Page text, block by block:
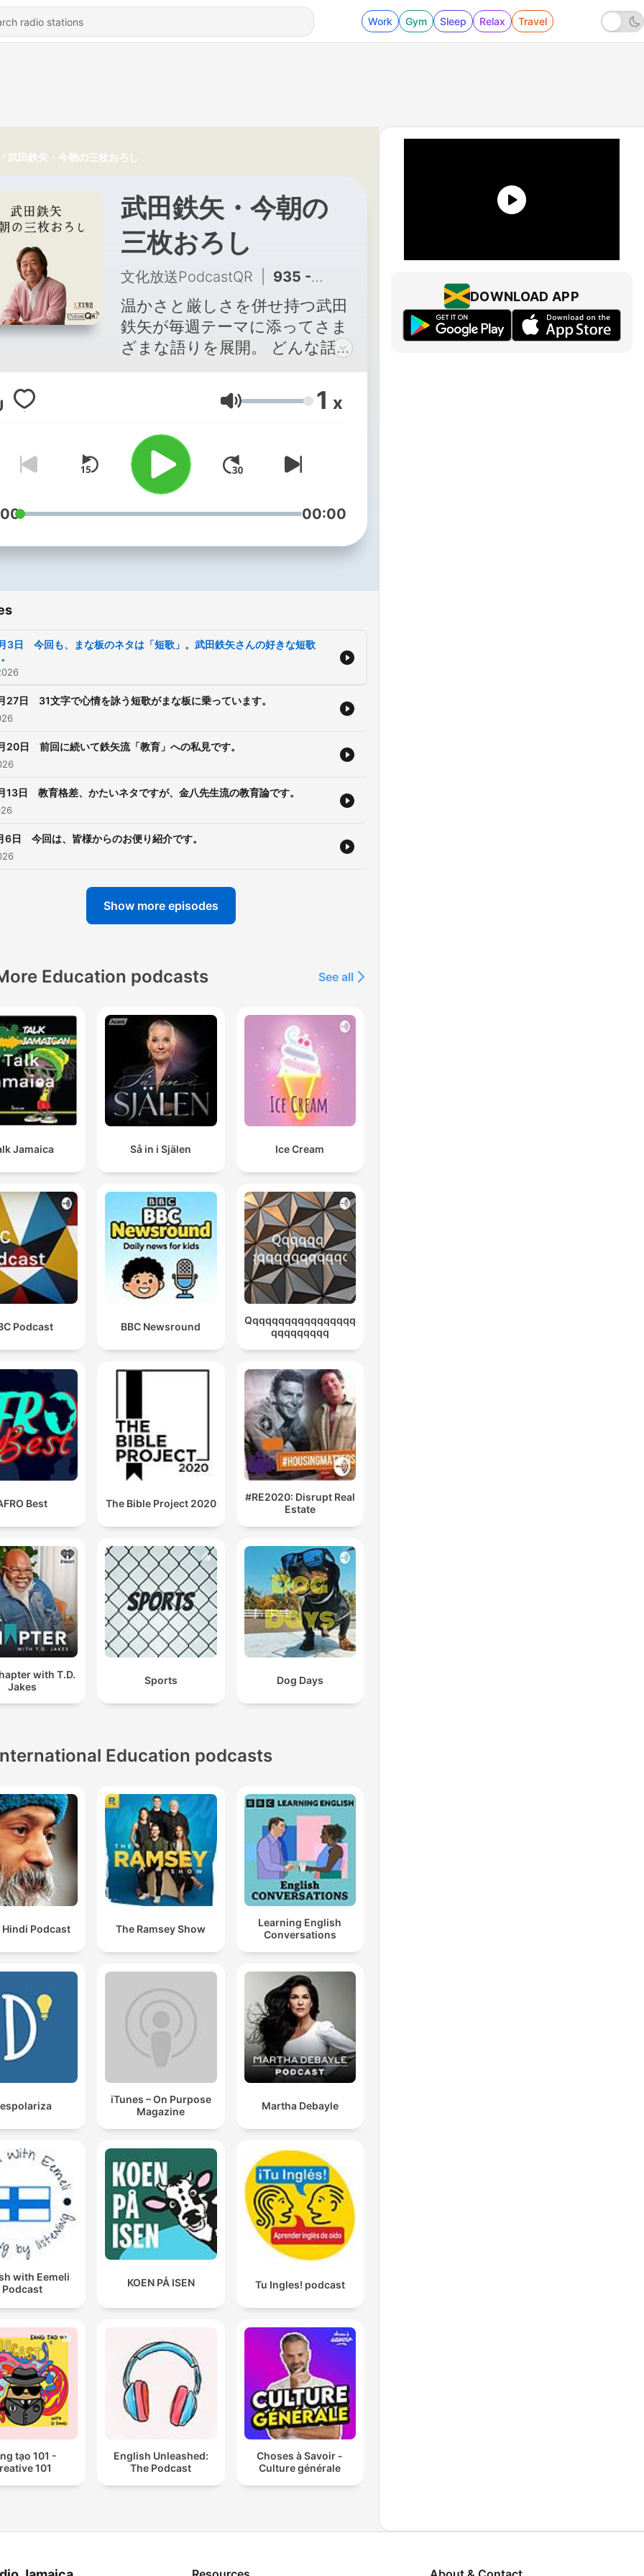
Work Gym Sleep Relax Travel
武田鉄矢・今朝の三枚おろし
武田鉄矢・今朝の
三枚おろし
文化放送PodcastQR 935 - 8月3日 今回も、まな板のネタは「短歌」。武田鉄矢さんの好きな短歌も。
温かさと厳しさを併せ持つ武田
鉄矢が毎週テーマに添ってさま
ざまな語りを展開。 どんな話題
Volume 1 x
00:00
3日 今回も、まな板のネタは「短歌」。武田鉄矢さんの好きな短歌
27日 31文字で心情を詠う短歌がまな板に乗っています。
20日 前回に続いて鉄矢流「教育」への私見です。
13日 教育格差、かたいネタですが、金八先生流の教育論です。
6日 今回は、皆様からのお便り紹介です。
Show more episodes
Education podcasts See all
Jamaica Så in i Själen Ice Cream
Podcast BBC Newsround
Qqqqqqqqqqqqqqqqq
qqqqqqqqq
Best The Bible Project 2020
#RE2020: Disrupt Real
Estate
with T.D.
Jakes
Sports Dog Days
Education podcasts
Hindi Podcast The Ramsey Show
Learning English
Conversations
iTunes – On Purpose
Magazine
Martha Debayle
with Eemeli
Podcast
KOEN PÅ ISEN Tu Ingles! podcast
tạo 101 -
101
English Unleashed:
The Podcast
Choses à Savoir -
Culture générale
DOWNLOAD APP